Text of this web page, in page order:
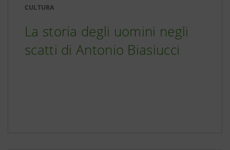
CULTURA
La storia degli uomini negli
scatti di Antonio Biasiucci